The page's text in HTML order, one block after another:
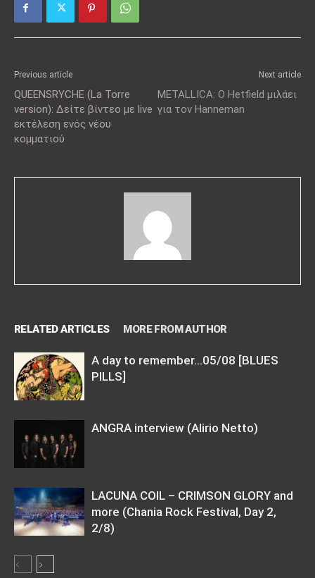
Previous article
QUEENSRYCHE (La Torre
version): Δείτε βίντεο με live
εκτέλεση ενός νέου
κομματιού
Next article
METALLICA: O Hetfield μιλάει
για τον Hanneman
RELATED ARTICLES MORE FROM AUTHOR
A day to remember…05/08 [BLUES
PILLS]
ANGRA interview (Alirio Netto)
LACUNA COIL – CRIMSON GLORY and
more (Chania Rock Festival, Day 2,
2/8)